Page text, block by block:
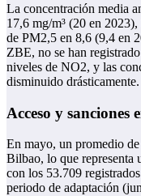
La concentración media
17,6 mg/m³ (20 en
de PM2,5 en 8,6 (9,4 en
ZBE, no se han
niveles de NO2, y las
disminuido drásticamente.
Acceso y sanciones
En mayo, un promedio
Bilbao, lo que representa
con los 53.709
periodo de adaptación